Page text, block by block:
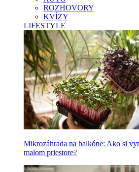
ROZHOVORY
KVÍZY
LIFESTYLE
Mikrozáhrada na balkóne: Ako si
malom priestore?